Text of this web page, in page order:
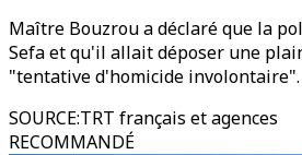
Maître Bouzrou a déclaré que la
Sefa et qu'il allait déposer une
"tentative d'homicide involontaire".
SOURCE:TRT français et agences
RECOMMANDÉ